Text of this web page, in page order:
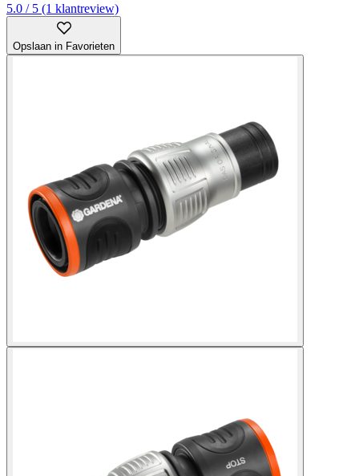
5.0 / 5 (1 klantreview)
Opslaan in Favorieten